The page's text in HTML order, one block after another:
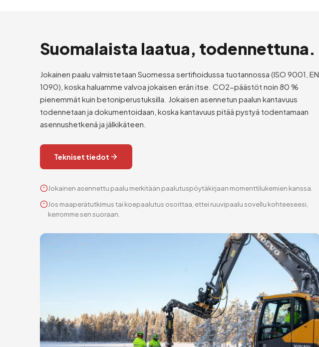
Suomalaista laatua, todennettuna.
Jokainen paalu valmistetaan Suomessa sertifioidussa tuotannossa (ISO 9001, EN
1090), koska haluamme valvoa jokaisen erän itse. CO2-päästöt noin 80 %
pienemmät kuin betoniperustuksilla. Jokaisen asennetun paalun kantavuus
todennetaan ja dokumentoidaan, koska kantavuus pitää pystyä todentamaan
asennushetkenä ja jälkikäteen.
Tekniset tiedot
Jokainen asennettu paalu merkitään paalutuspöytäkirjaan momenttilukemien kanssa.
Jos maaperätutkimus tai koepaalutus osoittaa, ettei ruuvipaalu sovellu kohteeseesi,
kerromme sen suoraan.